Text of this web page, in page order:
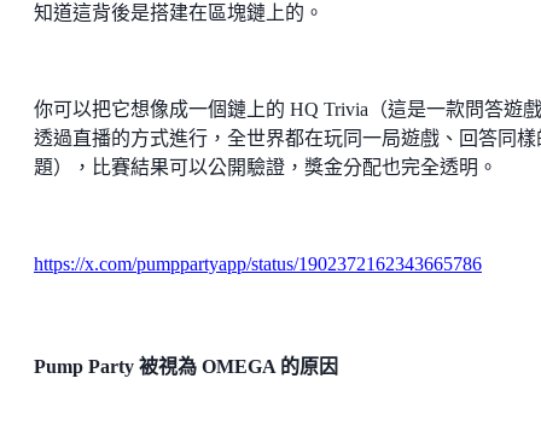
知道這背後是搭建在區塊鏈上的。
你可以把它想像成一個鏈上的 HQ Trivia（這是一款問答遊
透過直播的方式進行，全世界都在玩同一局遊戲、回答同樣
題），比賽結果可以公開驗證，獎金分配也完全透明。
https://x.com/pumppartyapp/status/1902372162343665786
Pump Party 被視為 OMEGA 的原因